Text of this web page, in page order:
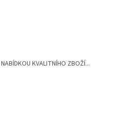
KVALITNÍHO ZBOŽÍ...